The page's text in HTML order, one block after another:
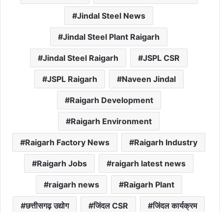
Jindal Steel News
Jindal Steel Plant Raigarh
Jindal Steel Raigarh JSPL CSR
JSPL Raigarh Naveen Jindal
Raigarh Development
Raigarh Environment
Raigarh Factory News Raigarh Industry
Raigarh Jobs raigarh latest news
raigarh news Raigarh Plant
छत्तीसगढ़ उद्योग जिंदल CSR जिंदल कार्यक्रम